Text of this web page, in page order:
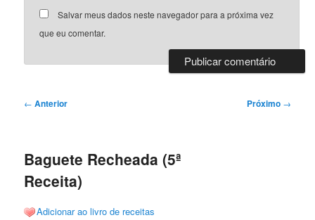
Salvar meus dados neste navegador para a próxima vez
que eu comentar.
Navegação
← Anterior Próximo →
Baguete Recheada (5ª
Receita)
Adicionar ao livro de receitas